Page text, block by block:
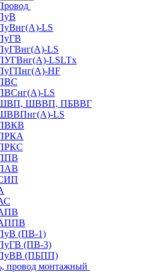
LS
LS
LSLTx
HF
LS
ШВВП, ПБВВГ
LS
(ПВ-1)
(ПВ-3)
(ПБПП)
провод монтажный